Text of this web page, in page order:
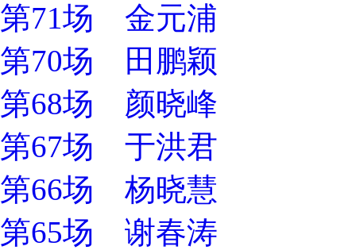
第71场 金元浦
第70场 田鹏颖
第68场 颜晓峰
第67场 于洪君
第66场 杨晓慧
第65场 谢春涛